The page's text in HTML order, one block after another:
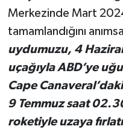
Merkezinde Mart
tamamlandığını
uydumuzu, 4
uçağıyla ABD’ye
Cape
9 Temmuz saat
roketiyle uzaya